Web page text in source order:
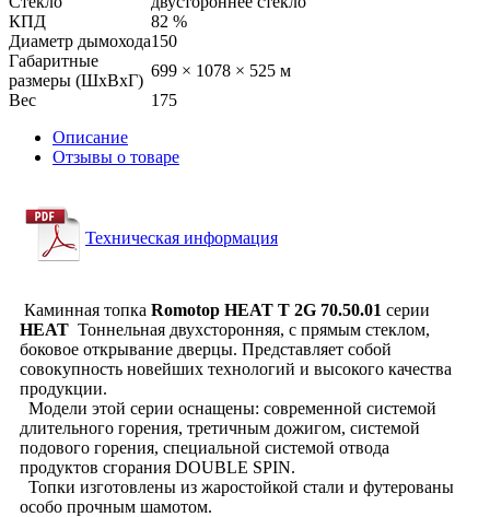
КПД
82 %
Диаметр дымохода150
Габаритные
размеры (ШхВхГ)
699 × 1078 × 525 м
Вес
175
Описание
Отзывы о товаре
Техническая информация
Каминная топка Romotop HEAT Т 2G 70.50.01 серии
HEAT Тоннельная двухсторонняя, с прямым стеклом,
боковое открывание дверцы. Представляет собой
совокупность новейших технологий и высокого качества
продукции.
Модели этой серии оснащены: современной системой
длительного горения, третичным дожигом, системой
подового горения, специальной системой отвода
продуктов сгорания DOUBLE SPIN.
Топки изготовлены из жаростойкой стали и футерованы
особо прочным шамотом.